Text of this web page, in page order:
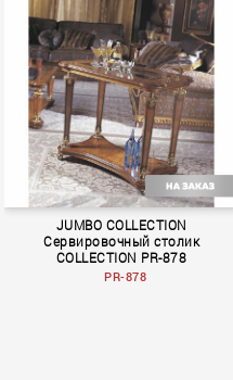
JUMBO COLLECTION
Сервировочный столик
COLLECTION PR-878
PR-878